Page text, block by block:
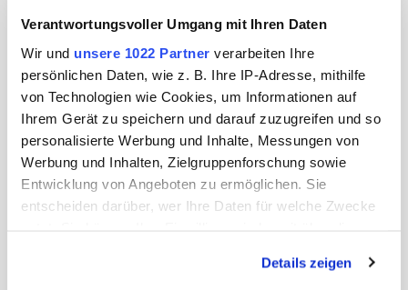
Verantwortungsvoller Umgang mit Ihren Daten
Wir und unsere 1022 Partner verarbeiten Ihre
persönlichen Daten, wie z. B. Ihre IP-Adresse, mithilfe
von Technologien wie Cookies, um Informationen auf
Ihrem Gerät zu speichern und darauf zuzugreifen und so
personalisierte Werbung und Inhalte, Messungen von
Werbung und Inhalten, Zielgruppenforschung sowie
Entwicklung von Angeboten zu ermöglichen. Sie
entscheiden darüber, wer Ihre Daten für welche Zwecke
Trigger Symbol ändern oder widerrufen
Details zeigen
Forellenfilets, geräuchert,
tiefgekühlt, 125g pro Packung
Inhalt:0.125 Kilogramm (43,20 € / 1 Kilogramm)
Regulärer Preis:
5,40 €
Details
In den Warenkorb